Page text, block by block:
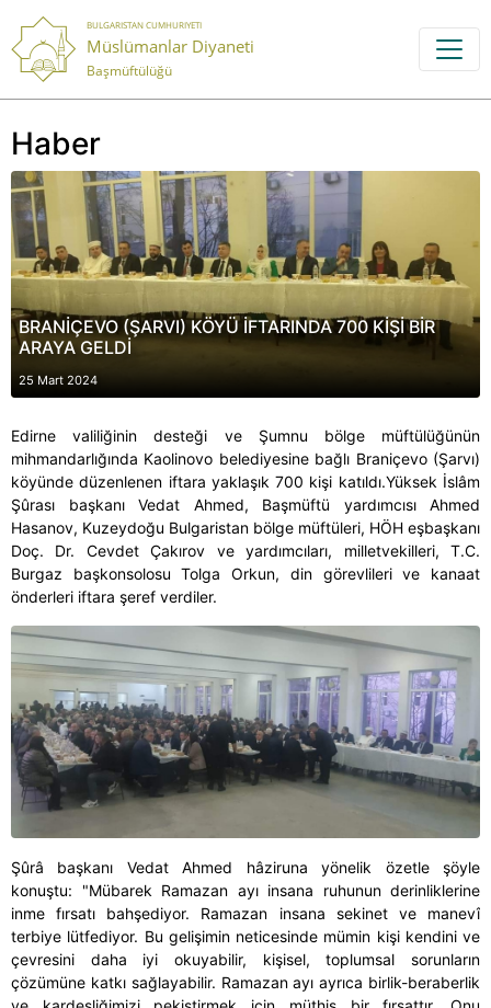
BULGARISTAN CUMHURIYETI
Müslümanlar Diyaneti
Başmüftülüğü
Haber
BRANİÇEVO (ŞARVI) KÖYÜ İFTARINDA 700 KİŞİ BİR
ARAYA GELDİ
25 Mart 2024
Edirne valiliğinin desteği ve Şumnu bölge müftülüğünün
mihmandarlığında Kaolinovo belediyesine bağlı Braniçevo (Şarvı)
köyünde düzenlenen iftara yaklaşık 700 kişi katıldı.Yüksek İslâm
Şûrası başkanı Vedat Ahmed, Başmüftü yardımcısı Ahmed
Hasanov, Kuzeydoğu Bulgaristan bölge müftüleri, HÖH eşbaşkanı
Doç. Dr. Cevdet Çakırov ve yardımcıları, milletvekilleri, T.C.
Burgaz başkonsolosu Tolga Orkun, din görevlileri ve kanaat
önderleri iftara şeref verdiler.
Şûrâ başkanı Vedat Ahmed hâziruna yönelik özetle şöyle
konuştu: "Mübarek Ramazan ayı insana ruhunun derinliklerine
inme fırsatı bahşediyor. Ramazan insana sekinet ve manevî
terbiye lütfediyor. Bu gelişimin neticesinde mümin kişi kendini ve
çevresini daha iyi okuyabilir, kişisel, toplumsal sorunların
çözümüne katkı sağlayabilir. Ramazan ayı ayrıca birlik-beraberlik